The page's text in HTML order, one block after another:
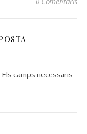
Els camps necessaris